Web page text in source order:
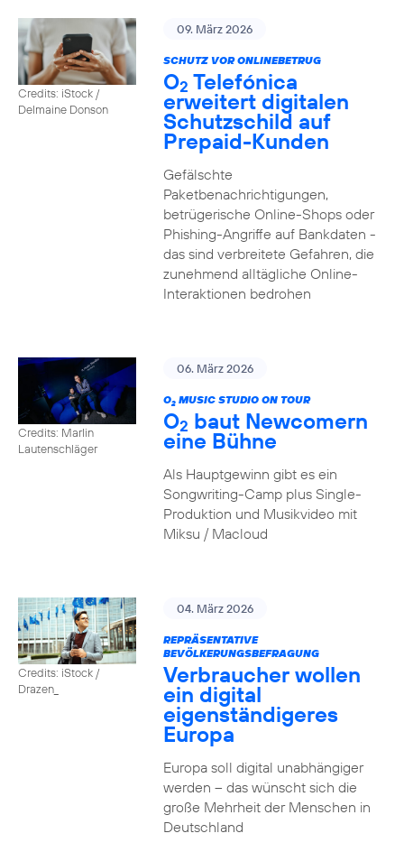
Credits: iStock /
Delmaine Donson
09. März 2026
SCHUTZ VOR ONLINEBETRUG
O2 Telefónica
erweitert digitalen
Schutzschild auf
Prepaid-Kunden
Gefälschte
Paketbenachrichtigungen,
betrügerische Online-Shops oder
Phishing-Angriffe auf Bankdaten -
das sind verbreitete Gefahren, die
zunehmend alltägliche Online-
Interaktionen bedrohen
Credits: Marlin
Lautenschläger
06. März 2026
O2MUSIC STUDIO ON TOUR
O2 baut Newcomern
eine Bühne
Als Hauptgewinn gibt es ein
Songwriting-Camp plus Single-
Produktion und Musikvideo mit
Miksu / Macloud
Credits: iStock /
Drazen_
04. März 2026
REPRÄSENTATIVE
BEVÖLKERUNGSBEFRAGUNG
Verbraucher wollen
ein digital
eigenständigeres
Europa
Europa soll digital unabhängiger
werden – das wünscht sich die
große Mehrheit der Menschen in
Deutschland